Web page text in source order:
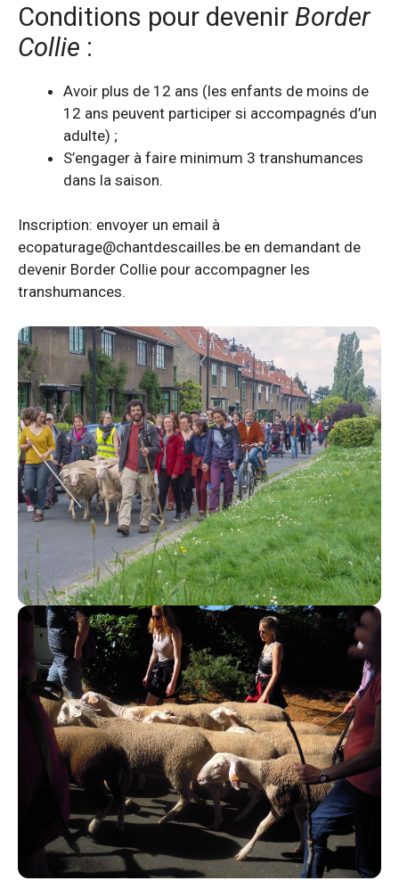
Conditions pour devenir Border
Collie :
Avoir plus de 12 ans (les enfants de moins de
12 ans peuvent participer si accompagnés d’un
adulte) ;
S’engager à faire minimum 3 transhumances
dans la saison.
Inscription: envoyer un email à
ecopaturage@chantdescailles.be en demandant de
devenir Border Collie pour accompagner les
transhumances.